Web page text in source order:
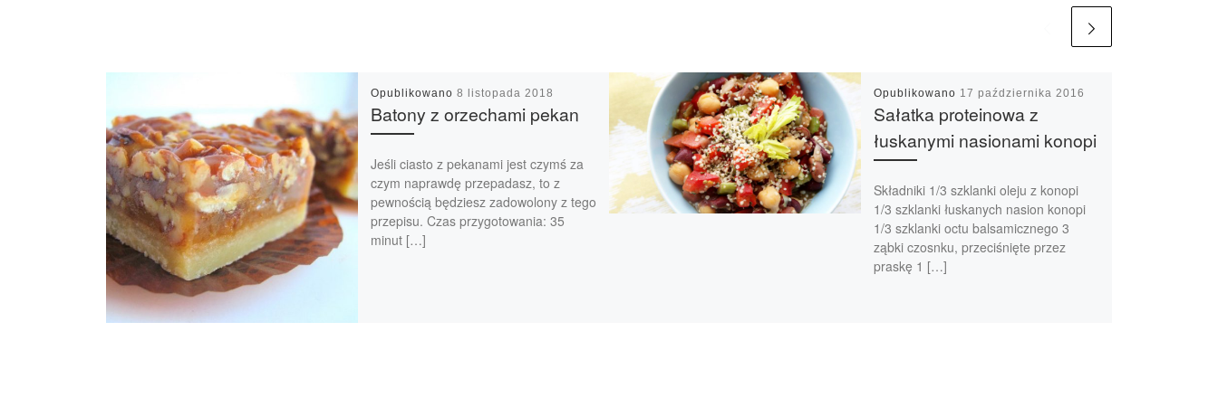
Opublikowano 8 listopada 2018
Batony z orzechami pekan
Jeśli ciasto z pekanami jest czymś za
czym naprawdę przepadasz, to z
pewnością będziesz zadowolony z tego
przepisu. Czas przygotowania: 35
minut […]
Opublikowano 17 października 2016
Sałatka proteinowa z
łuskanymi nasionami konopi
Składniki 1/3 szklanki oleju z konopi
1/3 szklanki łuskanych nasion konopi
1/3 szklanki octu balsamicznego 3
ząbki czosnku, przeciśnięte przez
praskę 1 […]